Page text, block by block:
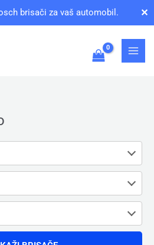
brisači za vaš automobil. ✕